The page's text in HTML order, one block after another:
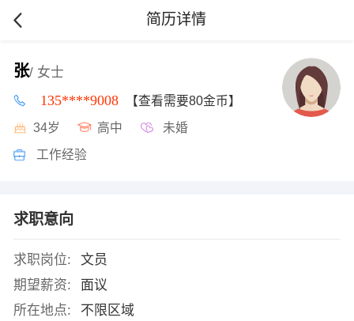
简历详情
张/ 女士
135****9008 【查看需要80金币】
34岁 高中 未婚
工作经验
求职意向
求职岗位:
文员
期望薪资:
面议
所在地点:
不限区域